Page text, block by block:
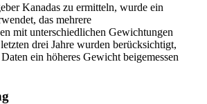
Kanadas zu ermitteln, wurde ein
das mehrere
mit unterschiedlichen Gewichtungen
drei Jahre wurden berücksichtigt,
ein höheres Gewicht beigemessen